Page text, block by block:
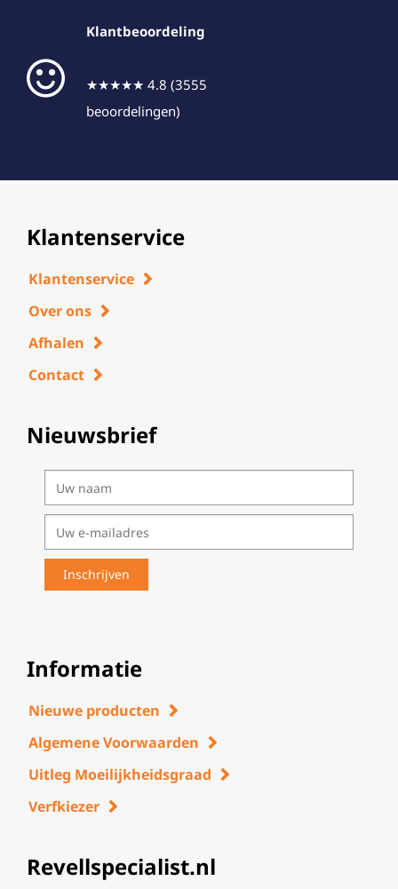
Klantbeoordeling
★★★★★ 4.8 (3555
beoordelingen)
Klantenservice
Klantenservice
Over ons
Afhalen
Contact
Nieuwsbrief
Informatie
Nieuwe producten
Algemene Voorwaarden
Uitleg Moeilijkheidsgraad
Verfkiezer
Revellspecialist.nl